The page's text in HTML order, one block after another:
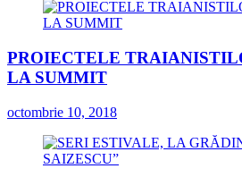
PROIECTELE
LA SUMMIT
octombrie 10, 2018